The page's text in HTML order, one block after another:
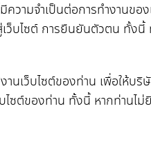
มจำเป็นต่อการทำงานของเ
ว็บไซต์ การยืนยันตัวตน ทั้ง
นเว็บไซต์ของท่าน เพื่อให้บ
ต์ของท่าน ทั้งนี้ หากท่านไม่ยิ